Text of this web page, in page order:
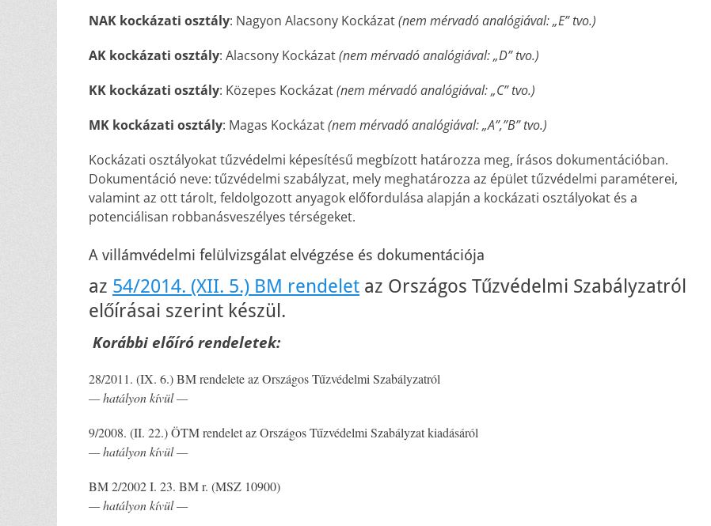
NAK kockázati osztály: Nagyon Alacsony Kockázat(nem mérvadó analógiával: „E” tvo.)
AK kockázati osztály: Alacsony Kockázat(nem mérvadó analógiával: „D” tvo.)
KK kockázati osztály: Közepes Kockázat(nem mérvadó analógiával: „C” tvo.)
MK kockázati osztály: Magas Kockázat(nem mérvadó analógiával: „A”,”B” tvo.)
Kockázati osztályokat tűzvédelmi képesítésű megbízott határozza meg, írásos dokumentációban.
Dokumentáció neve: tűzvédelmi szabályzat, mely meghatározza az épület tűzvédelmi paraméterei,
valamint az ott tárolt, feldolgozott anyagok előfordulása alapján a kockázati osztályokat és a
potenciálisan robbanásveszélyes térségeket.
A villámvédelmi felülvizsgálat elvégzése és dokumentációja
az 54/2014. (XII. 5.) BM rendelet az Országos Tűzvédelmi Szabályzatról
előírásai szerint készül.
Korábbi előíró rendeletek:
28/2011. (IX. 6.) BM rendelete az Országos Tűzvédelmi Szabályzatról
— hatályon kívül —
9/2008. (II. 22.) ÖTM rendelet az Országos Tűzvédelmi Szabályzat kiadásáról
— hatályon kívül —
BM 2/2002 I. 23. BM r. (MSZ 10900)
— hatályon kívül —